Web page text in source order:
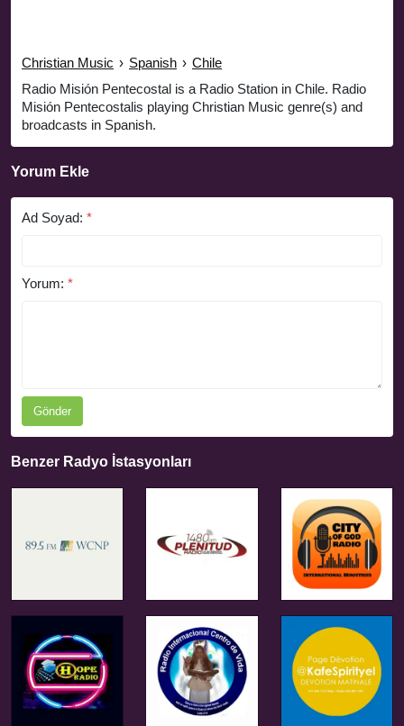
Christian Music › Spanish › Chile
Radio Misión Pentecostal is a Radio Station in Chile. Radio
Misión Pentecostalis playing Christian Music genre(s) and
broadcasts in Spanish.
Yorum Ekle
Ad Soyad: *
Yorum: *
Gönder
Benzer Radyo İstasyonları